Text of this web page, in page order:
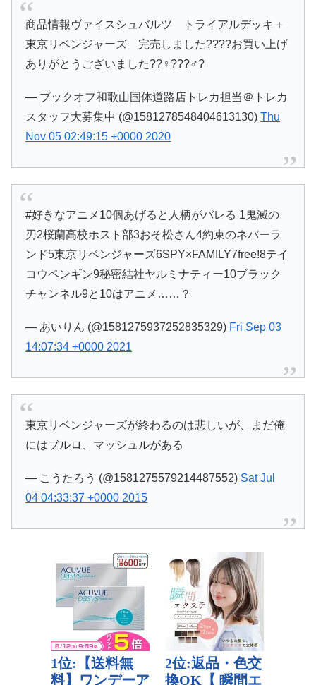
商品情報ヴァイスシュバルツ トライアルデッキ＋
東京リベンジャーズ 完売しました????お買い上げ
ありがとうございました??♀???♂?
— ブックオフ和歌山国体道路店トレカ担当＠トレカ
スタッフ大募集中 (@1581278548404613130)Thu
Nov 05 02:49:15 +0000 2020
#好きなアニメ10個あげると人柄がバレる 1鬼滅の
刃2桜蘭高校ホスト部3おそ松さん4約束のネバーラ
ンド5東京リベンジャーズ6SPY×FAMILY7free!8テイ
コウペンギン9秘密結社ヤルミナティー10ブラック
チャンネル9と10はアニメ……？
— あいりん (@1581275937252835329) Fri Sep 03
14:07:34 +0000 2021
東京リベンジャーズが終わるのは悲しいが、まだ俺
にはブルロ、マッシュルがある
— こうたろう (@1581275579214487552) Sat Jul
04 04:33:37 +0000 2015